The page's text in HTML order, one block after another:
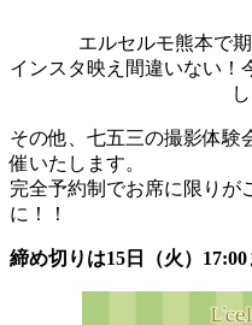
エルセルモ熊本で
インスタ映え間違いない！
その他、七五三の撮影体験
催いたします。
完全予約制でお席に限りが
に！！
締め切りは15日（火）17:00